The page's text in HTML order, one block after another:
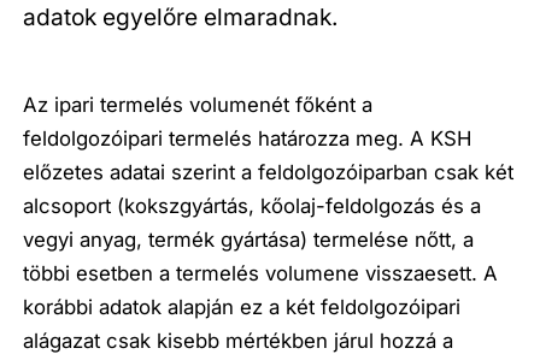
adatok egyelőre elmaradnak.
Az ipari termelés volumenét főként a
feldolgozóipari termelés határozza meg. A KSH
előzetes adatai szerint a feldolgozóiparban csak két
alcsoport (kokszgyártás, kőolaj-feldolgozás és a
vegyi anyag, termék gyártása) termelése nőtt, a
többi esetben a termelés volumene visszaesett. A
korábbi adatok alapján ez a két feldolgozóipari
alágazat csak kisebb mértékben járul hozzá a